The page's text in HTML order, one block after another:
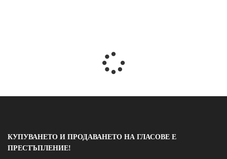
КУПУВАНЕТО И ПРОДАВАНЕТО НА ГЛАСОВЕ Е
ПРЕСТЪПЛЕНИЕ!